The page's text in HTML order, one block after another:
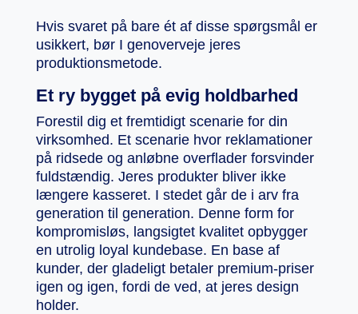
Hvis svaret på bare ét af disse spørgsmål er
usikkert, bør I genoverveje jeres
produktionsmetode.
Et ry bygget på evig holdbarhed
Forestil dig et fremtidigt scenarie for din
virksomhed. Et scenarie hvor reklamationer
på ridsede og anløbne overflader forsvinder
fuldstændig. Jeres produkter bliver ikke
længere kasseret. I stedet går de i arv fra
generation til generation. Denne form for
kompromisløs, langsigtet kvalitet opbygger
en utrolig loyal kundebase. En base af
kunder, der gladeligt betaler premium-priser
igen og igen, fordi de ved, at jeres design
holder.